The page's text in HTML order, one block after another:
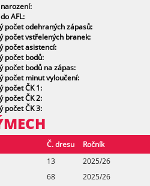
AFL:
počet odehraných zápasů:
počet vstřelených branek:
počet asistencí:
počet bodů:
počet bodů na zápas:
počet minut vyloučení:
počet ČK 1:
počet ČK 2:
počet ČK 3:
Č. dresu Ročník
13 2025/26
68 2025/26